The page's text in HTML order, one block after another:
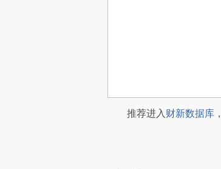
推荐进入财新数据库